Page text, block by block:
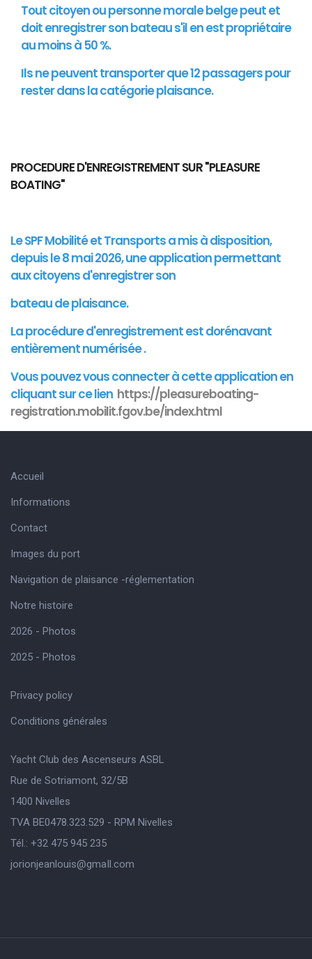
Tout citoyen ou personne morale belge peut et
doit enregistrer son bateau s'il en est propriétaire
au moins à 50 %.
Ils ne peuvent transporter que 12 passagers pour
rester dans la catégorie plaisance.
PROCEDURE D'ENREGISTREMENT SUR "PLEASURE
BOATING"
Le SPF Mobilité et Transports a mis à disposition,
depuis le 8 mai 2026, une application permettant
aux citoyens d'enregistrer son
bateau de plaisance.
La procédure d'enregistrement est dorénavant
entièrement numérisée .
Vous pouvez vous connecter à cetteapplicationen
cliquant sur ce lien https://pleasureboating-
registration.mobilit.fgov.be/index.html
Accueil
Informations
Contact
Images du port
Navigation de plaisance -réglementation
Notre histoire
2026 - Photos
2025 - Photos
Privacy policy
Conditions générales
Yacht Club des Ascenseurs ASBL
Rue de Sotriamont, 32/5B
1400 Nivelles
TVA BE0478.323.529 - RPM Nivelles
Tél.: +32 475 945 235
jorionjeanlouis@gmaIl.com